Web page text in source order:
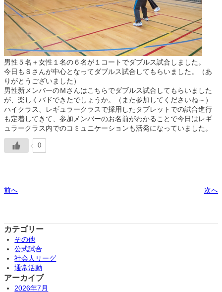
男性５名＋女性１名の６名が１コートでダブルス試合しました。
今日もＳさんが中心となってダブルス試合してもらいました。（あ
りがとうございました）
男性新メンバーのＭさんはこちらでダブルス試合してもらいました
が、楽しくバドできたでしょうか。（また参加してくださいね～）
ハイクラス、レギュラークラスで採用したタブレットでの試合進行
も定着してきて、参加メンバーのお名前がわかることで今日はレギ
ュラークラス内でのコミュニケーションも活発になっていました。
0
前へ 次へ
カテゴリー
その他
公式試合
社会人リーグ
通常活動
アーカイブ
2026年7月